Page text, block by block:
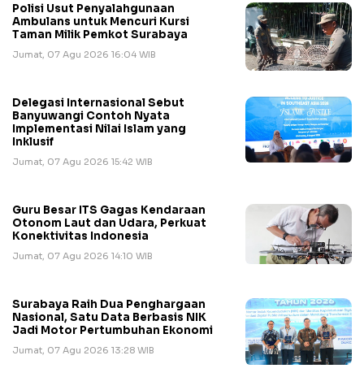
Polisi Usut Penyalahgunaan
Ambulans untuk Mencuri Kursi
Taman Milik Pemkot Surabaya
Jumat, 07 Agu 2026 16:04 WIB
Delegasi Internasional Sebut
Banyuwangi Contoh Nyata
Implementasi Nilai Islam yang
Inklusif
Jumat, 07 Agu 2026 15:42 WIB
Guru Besar ITS Gagas Kendaraan
Otonom Laut dan Udara, Perkuat
Konektivitas Indonesia
Jumat, 07 Agu 2026 14:10 WIB
Surabaya Raih Dua Penghargaan
Nasional, Satu Data Berbasis NIK
Jadi Motor Pertumbuhan Ekonomi
Jumat, 07 Agu 2026 13:28 WIB